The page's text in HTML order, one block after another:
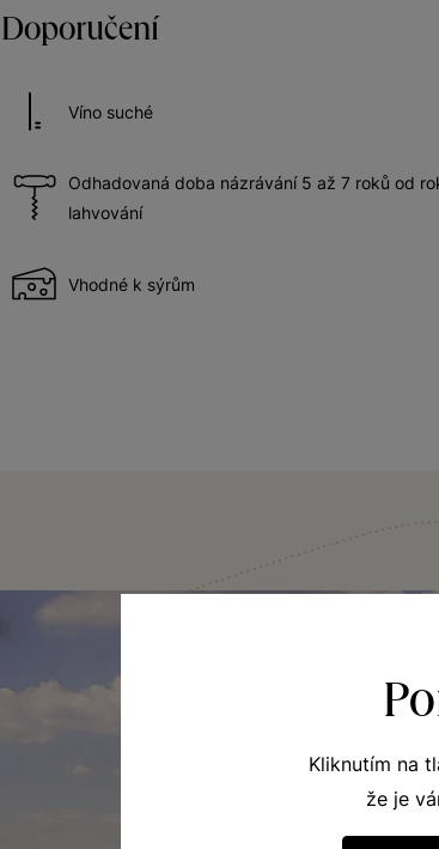
Doporučení
Víno suché
Odhadovaná doba názrávání 5 až 7 roků od
lahvování
Vhodné k sýrům
Kliknutím na
že je